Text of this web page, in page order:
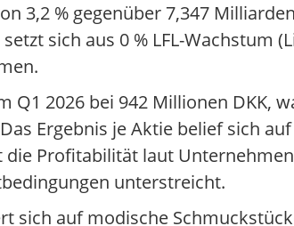
3,2 % gegenüber 7,347
sich aus 0 % LFL-Wachstum
Q1 2026 bei 942 Millionen DKK,
Ergebnis je Aktie belief sich auf
Profitabilität laut
unterstreicht.
sich auf modische